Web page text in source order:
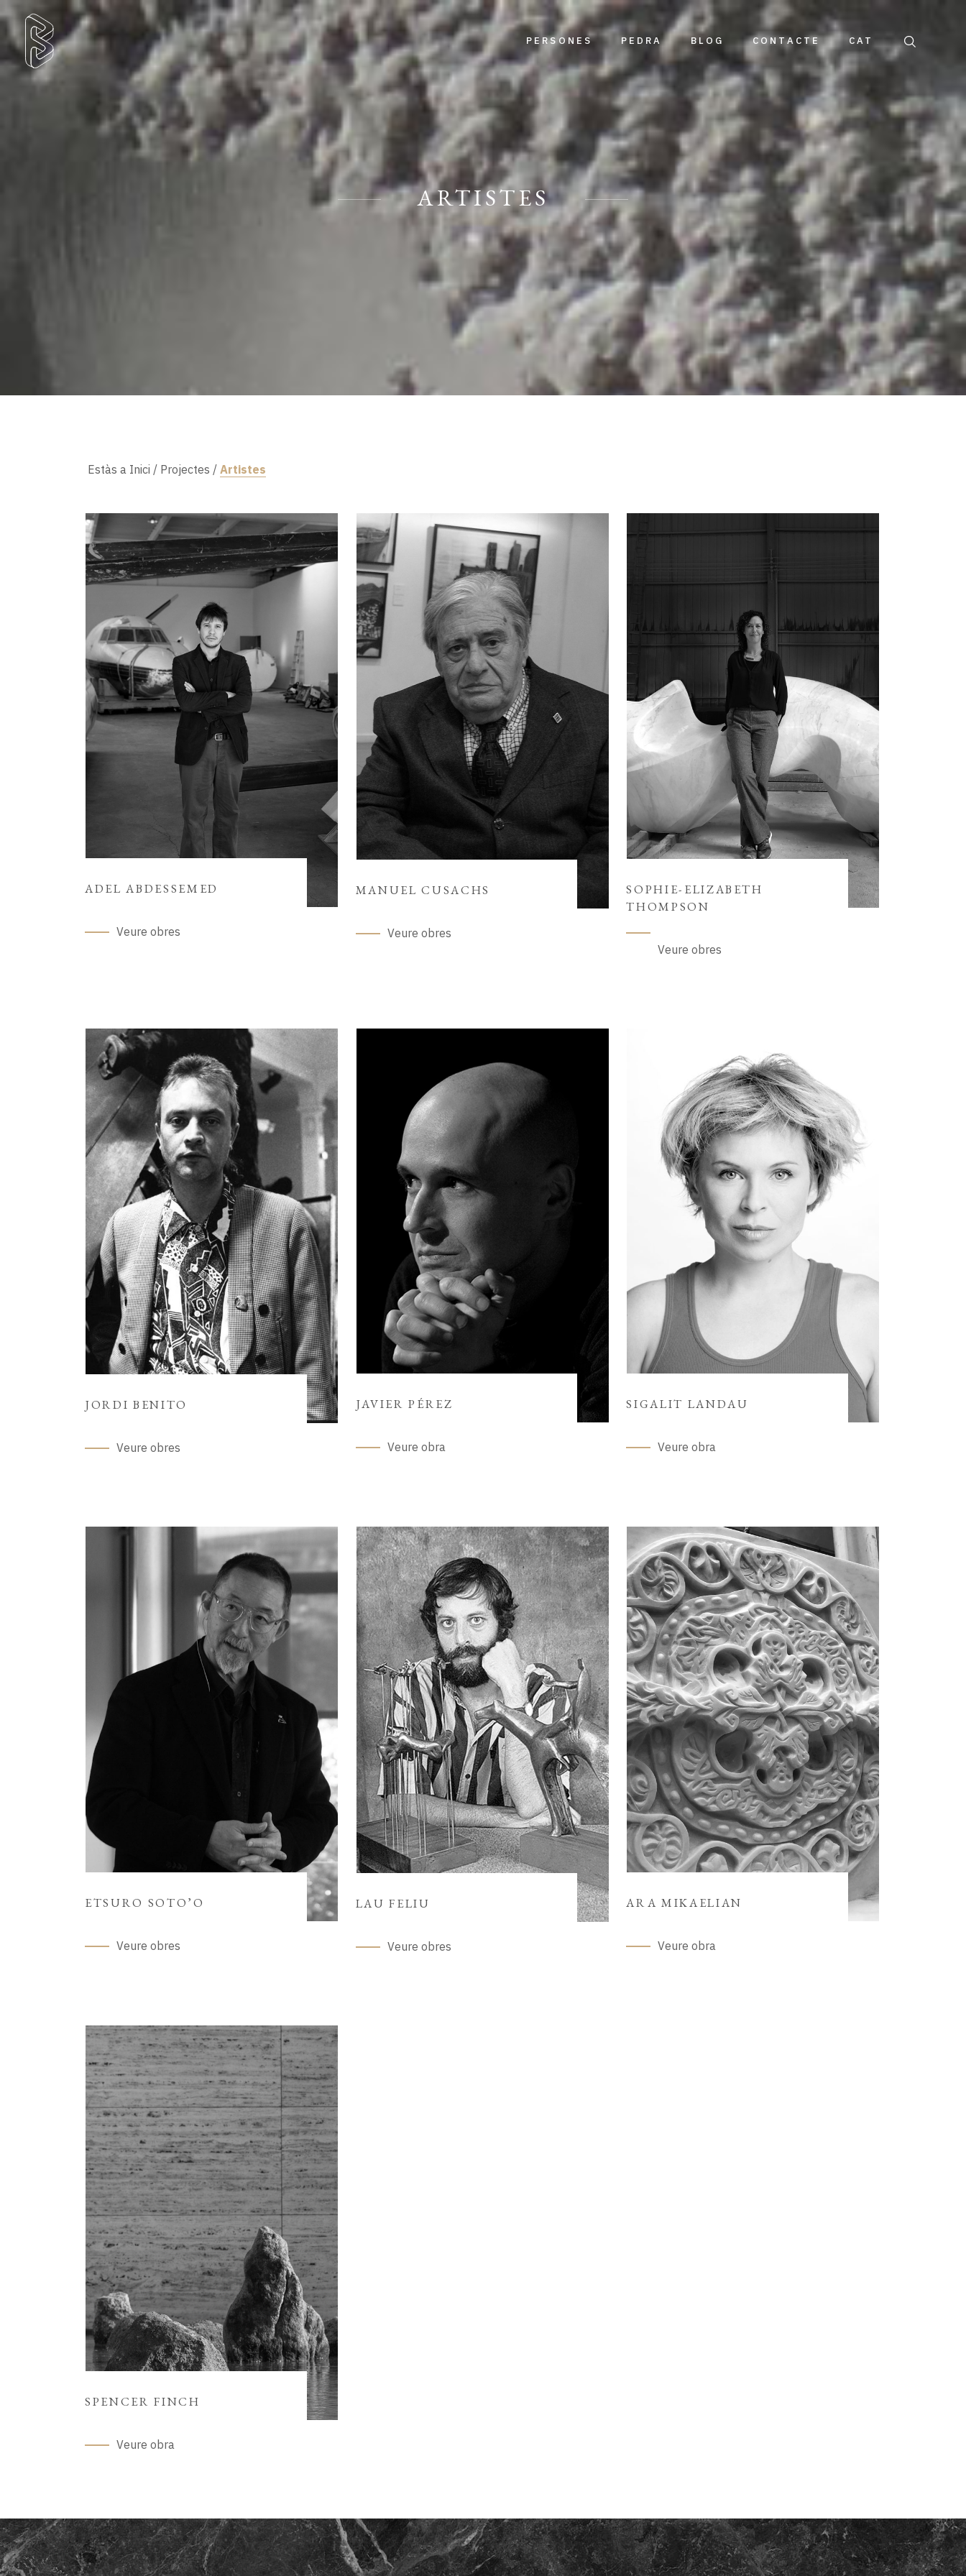
PERSONES PEDRA BLOG CONTACTE CAT
ARTISTES
Estàs a Inici / Projectes / Artistes
ADEL ABDESSEMED
Veure obres
MANUEL CUSACHS
Veure obres
SOPHIE-ELIZABETH
THOMPSON
Veure obres
JORDI BENITO
Veure obres
JAVIER PÉREZ
Veure obra
SIGALIT LANDAU
Veure obra
ETSURO SOTO’O
Veure obres
LAU FELIU
Veure obres
ARA MIKAELIAN
Veure obra
SPENCER FINCH
Veure obra